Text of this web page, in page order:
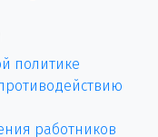
политике
работников